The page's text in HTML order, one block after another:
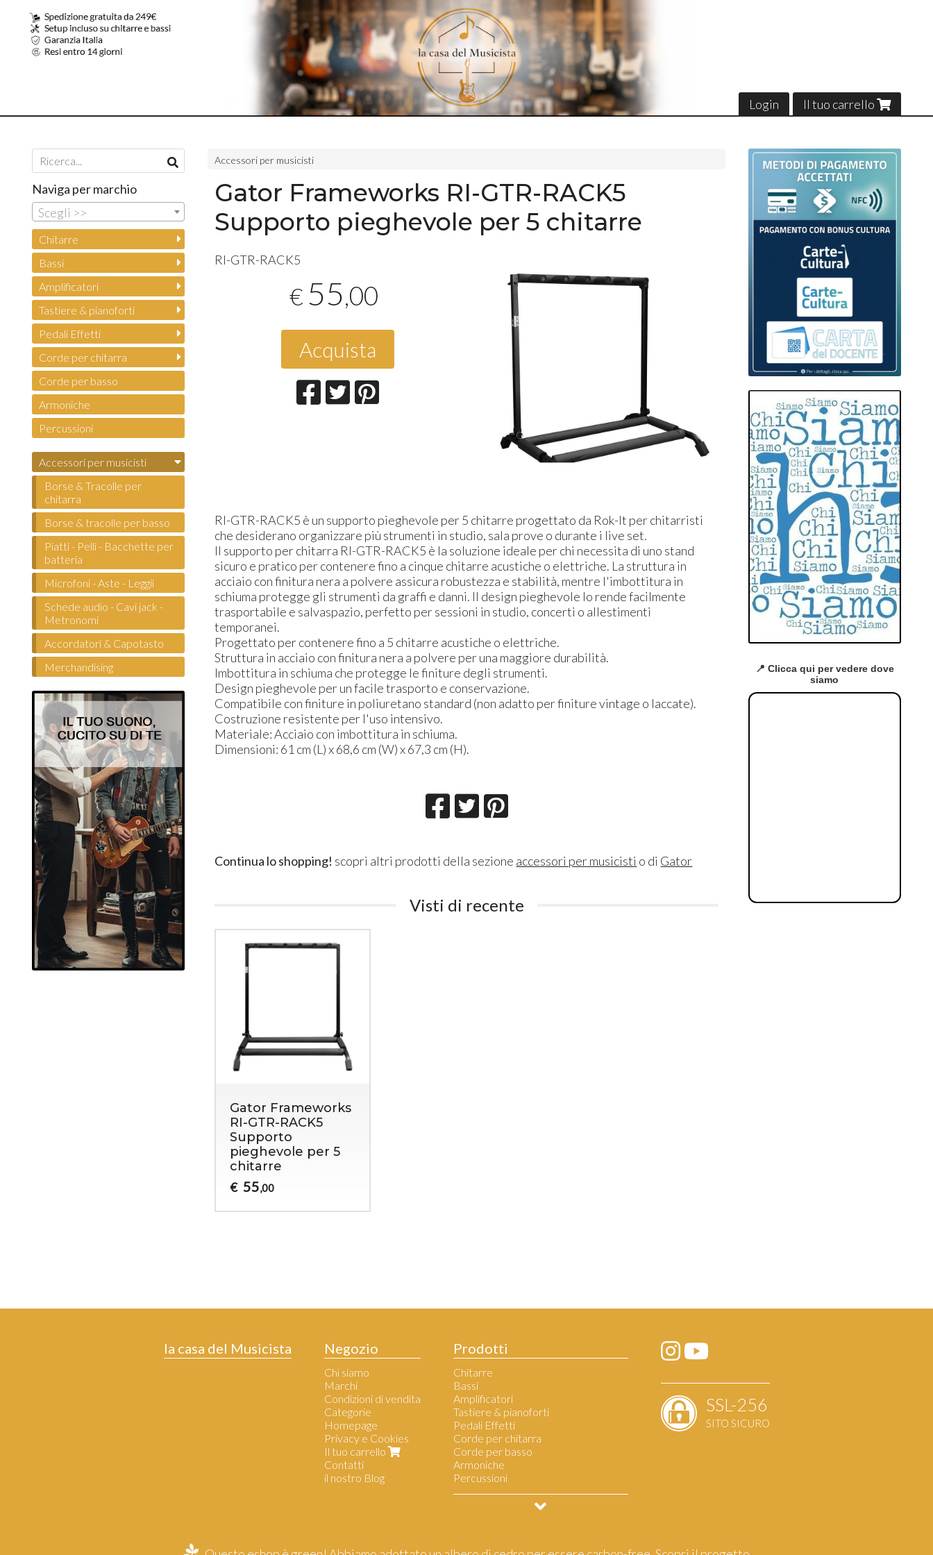
Login Il tuo carrello
Accessori per musicisti
Gator Frameworks RI-GTR-RACK5
Supporto pieghevole per 5 chitarre
RI-GTR-RACK5
€ 55,00
Acquista
RI-GTR-RACK5 è un supporto pieghevole per 5 chitarre progettato da Rok-It per chitarristi
che desiderano organizzare più strumenti in studio, sala prove o durante i live set.
Il supporto per chitarra RI-GTR-RACK5 è la soluzione ideale per chi necessita di uno stand
sicuro e pratico per contenere fino a cinque chitarre acustiche o elettriche. La struttura in
acciaio con finitura nera a polvere assicura robustezza e stabilità, mentre l'imbottitura in
schiuma protegge gli strumenti da graffi e danni. Il design pieghevole lo rende facilmente
trasportabile e salvaspazio, perfetto per sessioni in studio, concerti o allestimenti
temporanei.
Progettato per contenere fino a 5 chitarre acustiche o elettriche.
Struttura in acciaio con finitura nera a polvere per una maggiore durabilità.
Imbottitura in schiuma che protegge le finiture degli strumenti.
Design pieghevole per un facile trasporto e conservazione.
Compatibile con finiture in poliuretano standard (non adatto per finiture vintage o laccate).
Costruzione resistente per l'uso intensivo.
Materiale: Acciaio con imbottitura in schiuma.
Dimensioni: 61 cm (L) x 68,6 cm (W) x 67,3 cm (H).
Continua lo shopping! scopri altri prodotti della sezione accessori per musicisti o di Gator
Visti di recente
Gator Frameworks
RI-GTR-RACK5
Supporto
pieghevole per 5
chitarre
€ 55,00
Naviga per marchio
Scegli >>
Chitarre
Bassi
Amplificatori
Tastiere & pianoforti
Pedali Effetti
Corde per chitarra
Corde per basso
Armoniche
Percussioni
Accessori per musicisti
Borse & Tracolle per
chitarra
Borse & tracolle per basso
Piatti - Pelli - Bacchette per
batteria
Microfoni - Aste - Leggii
Schede audio - Cavi jack -
Metronomi
Accordatori & Capotasto
Merchandising
📍 Clicca qui per vedere dove
siamo
la casa del Musicista Negozio
Chi siamo
Marchi
Condizioni di vendita
Categorie
Homepage
Privacy e Cookies
Il tuo carrello
Contatti
il nostro Blog
Prodotti
Chitarre
Bassi
Amplificatori
Tastiere & pianoforti
Pedali Effetti
Corde per chitarra
Corde per basso
Armoniche
Percussioni
Accessori per musicisti
Borse & Tracolle per chitarra
SSL-256
SITO SICURO